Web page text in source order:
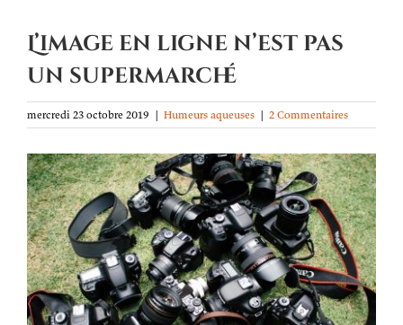
L’image en ligne n’est pas
un supermarché
mercredi 23 octobre 2019 | Humeurs aqueuses | 2 Commentaires